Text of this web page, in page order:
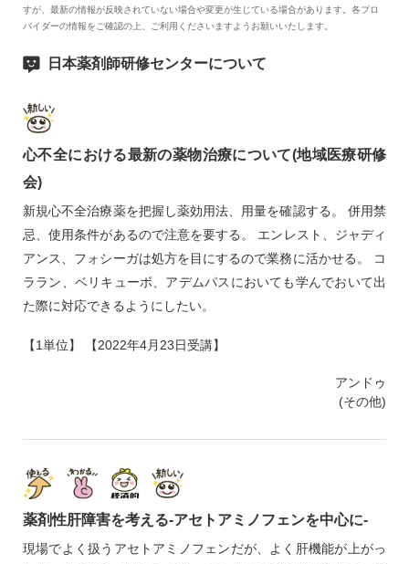
すが、最新の情報が反映されていない場合や変更が生じている場合があります。各プロ
バイダーの情報をご確認の上、ご利用くださいますようお願いいたします。
日本薬剤師研修センターについて
心不全における最新の薬物治療について(地域医療研修
会)
新規心不全治療薬を把握し薬効用法、用量を確認する。 併用禁
忌、使用条件があるので注意を要する。 エンレスト、ジャディ
アンス、フォシーガは処方を目にするので業務に活かせる。 コ
ララン、ベリキューボ、アデムパスにおいても学んでおいて出
た際に対応できるようにしたい。
【1単位】 【2022年4月23日受講】
アンドゥ
(その他)
薬剤性肝障害を考える‐アセトアミノフェンを中心に‐
現場でよく扱うアセトアミノフェンだが、よく肝機能が上がっ